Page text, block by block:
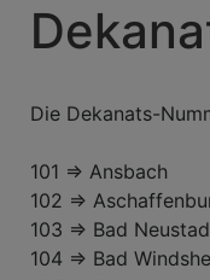
Die Dekanats-
101 => Ansbach
102 =>
103 => Bad
104 => Bad